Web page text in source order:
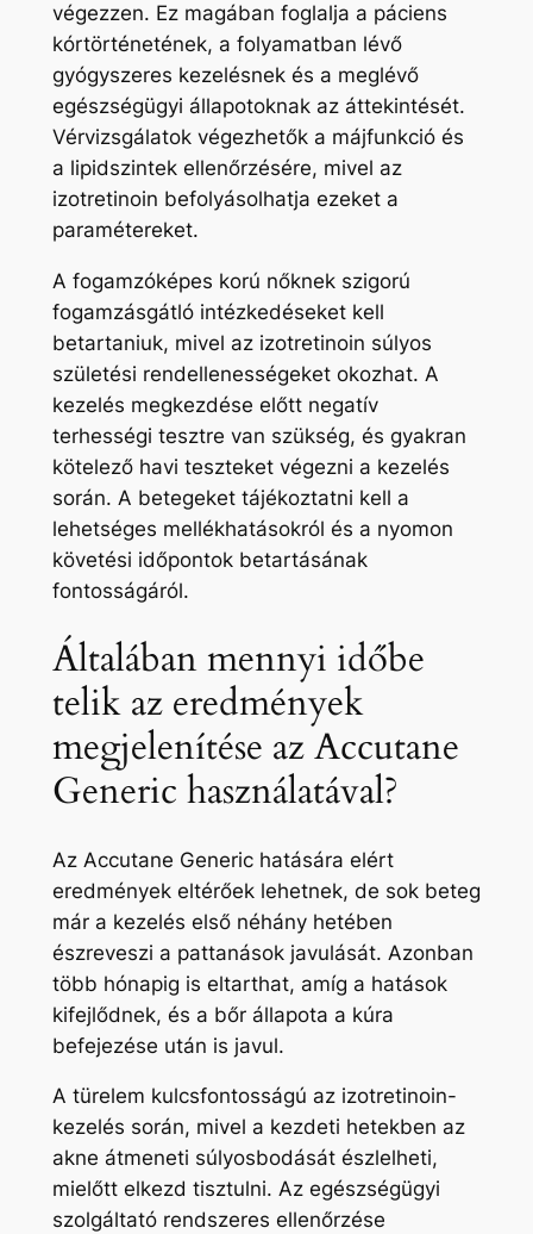
végezzen. Ez magában foglalja a páciens
kórtörténetének, a folyamatban lévő
gyógyszeres kezelésnek és a meglévő
egészségügyi állapotoknak az áttekintését.
Vérvizsgálatok végezhetők a májfunkció és
a lipidszintek ellenőrzésére, mivel az
izotretinoin befolyásolhatja ezeket a
paramétereket.
A fogamzóképes korú nőknek szigorú
fogamzásgátló intézkedéseket kell
betartaniuk, mivel az izotretinoin súlyos
születési rendellenességeket okozhat. A
kezelés megkezdése előtt negatív
terhességi tesztre van szükség, és gyakran
kötelező havi teszteket végezni a kezelés
során. A betegeket tájékoztatni kell a
lehetséges mellékhatásokról és a nyomon
követési időpontok betartásának
fontosságáról.
Általában mennyi időbe
telik az eredmények
megjelenítése az Accutane
Generic használatával?
Az Accutane Generic hatására elért
eredmények eltérőek lehetnek, de sok beteg
már a kezelés első néhány hetében
észreveszi a pattanások javulását. Azonban
több hónapig is eltarthat, amíg a hatások
kifejlődnek, és a bőr állapota a kúra
befejezése után is javul.
A türelem kulcsfontosságú az izotretinoin-
kezelés során, mivel a kezdeti hetekben az
akne átmeneti súlyosbodását észlelheti,
mielőtt elkezd tisztulni. Az egészségügyi
szolgáltató rendszeres ellenőrzése